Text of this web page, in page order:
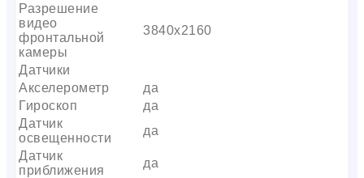
Разрешение
видео
фронтальной
камеры
3840х2160
Датчики
Акселерометр
да
Гироскоп
да
Датчик
освещенности
да
Датчик
приближения
да